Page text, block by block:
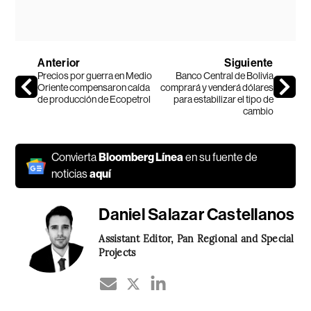
Anterior
Precios por guerra en Medio
Oriente compensaron caída
de producción de Ecopetrol
Siguiente
Banco Central de Bolivia
comprará y venderá dólares
para estabilizar el tipo de
cambio
Convierta Bloomberg Líneaen su fuente de
noticiasaquí
Daniel Salazar Castellanos
Assistant Editor, Pan Regional and Special
Projects